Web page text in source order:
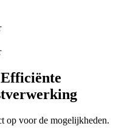
op voor de mogelijkheden.